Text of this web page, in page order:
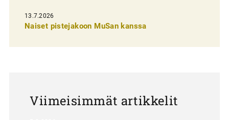
e
13.7.2026
Naiset pistejakoon MuSan kanssa
Viimeisimmät artikkelit